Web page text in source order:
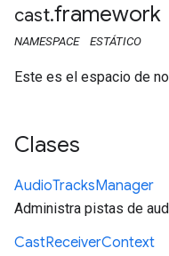
cast.framework
NAMESPACE ESTÁTICO
Este es el espacio de
Clases
AudioTracksManager
Administra pistas de
CastReceiverContext